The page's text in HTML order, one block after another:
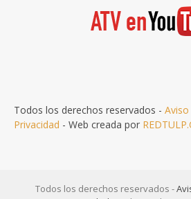
Todos los derechos reservados -
Privacidad - Web creada por
Todos los derechos reservados -